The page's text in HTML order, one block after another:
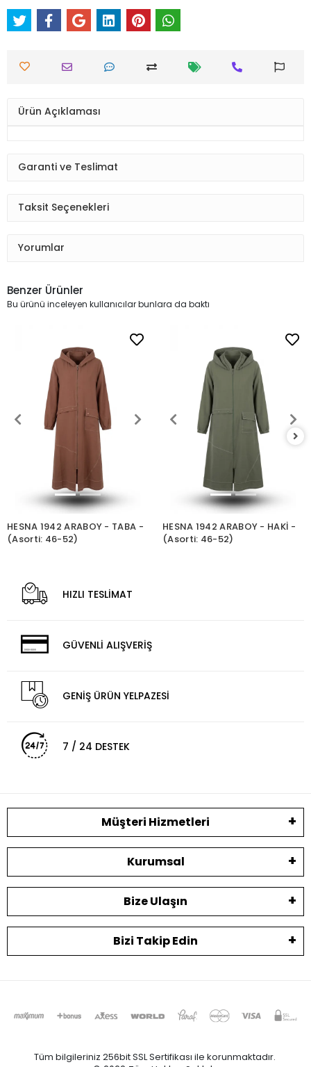
Ürün Açıklaması
Garanti ve Teslimat
Taksit Seçenekleri
Yorumlar
Benzer Ürünler
Bu ürünü inceleyen kullanıcılar bunlara da baktı
HESNA 1942 ARABOY - TABA -
(Asorti: 46-52)
HESNA 1942 ARABOY - HAKİ -
(Asorti: 46-52)
HIZLI TESLİMAT
GÜVENLİ ALIŞVERİŞ
GENİŞ ÜRÜN YELPAZESİ
7 / 24 DESTEK
Müşteri Hizmetleri
Kurumsal
Bize Ulaşın
Bizi Takip Edin
Tüm bilgileriniz 256bit SSL Sertifikası ile korunmaktadır.